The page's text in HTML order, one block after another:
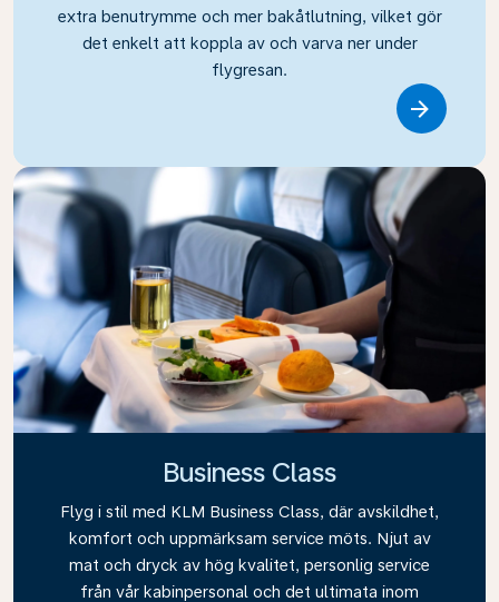
extra benutrymme och mer bakåtlutning, vilket gör
det enkelt att koppla av och varva ner under
flygresan.
Business Class
Flyg i stil med KLM Business Class, där avskildhet,
komfort och uppmärksam service möts. Njut av
mat och dryck av hög kvalitet, personlig service
från vår kabinpersonal och det ultimata inom